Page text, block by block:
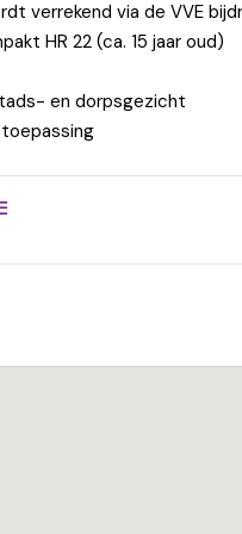
verrekend via de VVE
HR 22 (ca. 15 jaar oud)
en dorpsgezicht